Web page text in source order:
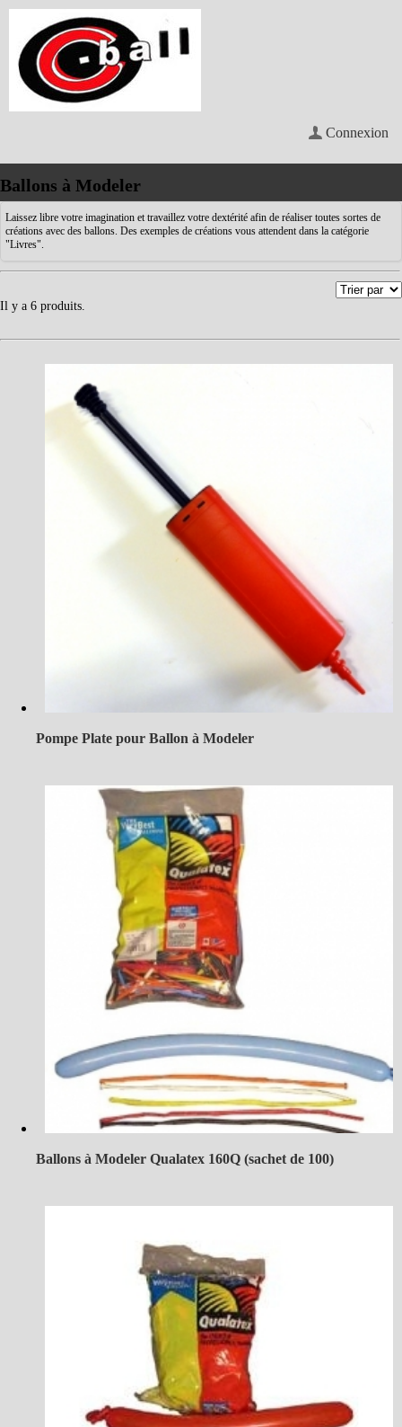
Connexion
Ballons à Modeler
Laissez libre votre imagination et travaillez votre dextérité afin de réaliser toutes sortes de
créations avec des ballons. Des exemples de créations vous attendent dans la catégorie
"Livres".
Il y a 6 produits.
Pompe Plate pour Ballon à Modeler
Ballons à Modeler Qualatex 160Q (sachet de 100)